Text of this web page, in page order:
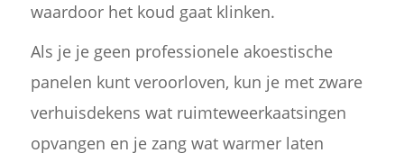
waardoor het koud gaat klinken.
Als je je geen professionele akoestische
panelen kunt veroorloven, kun je met zware
verhuisdekens wat ruimteweerkaatsingen
opvangen en je zang wat warmer laten